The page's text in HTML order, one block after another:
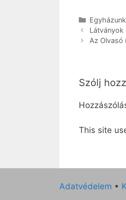
Kategória
Egyházunk
Látványok
Az Olvasó
Szólj
This site
Adatvédelem •